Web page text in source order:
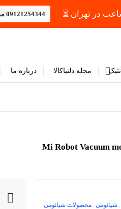
09121254344 موسوی
آنتیک مجله دلنیاکالا درباره ما
, شیائومی ,محصولات شیائومی